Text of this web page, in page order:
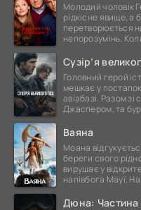
Молодий чоловік
рідкісне явище, а
перетворюється
непорозумінь.
Сузір’я
Головний герой
мешкає у
авіабазі. Разом
Джаспером, та
Ваяна
Моана
береги свого
вирушає у
напівбога Мауї.
Дюна: Частина